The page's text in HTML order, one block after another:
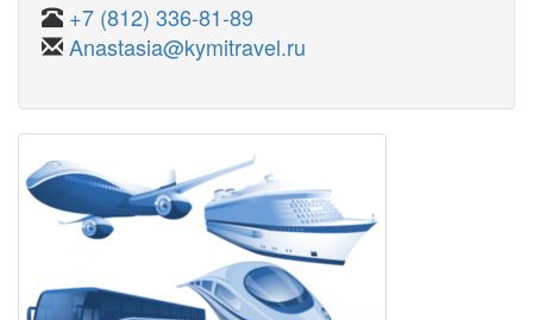
+7 (812) 336-81-89
Anastasia@kymitravel.ru